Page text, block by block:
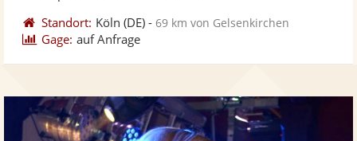
Standort: Köln (DE) -69 km von Gelsenkirchen
Gage: auf Anfrage